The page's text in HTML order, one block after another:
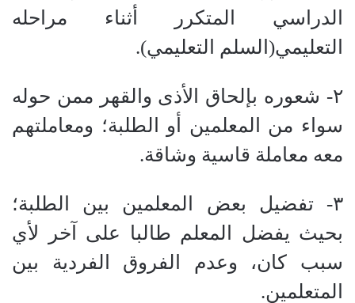
الدراسي المتكرر أثناء مراحله
التعليمي(السلم التعليمي).
٢- شعوره بإلحاق الأذى والقهر ممن حوله
سواء من المعلمين أو الطلبة؛ ومعاملتهم
معه معاملة قاسية وشاقة.
٣- تفضيل بعض المعلمين بين الطلبة؛
بحيث يفضل المعلم طالبا على آخر لأي
سبب كان، وعدم الفروق الفردية بين
المتعلمين.